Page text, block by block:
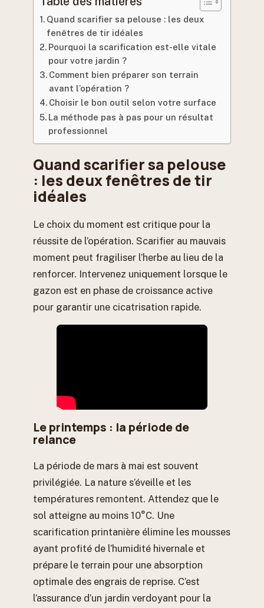
Quand scarifier sa pelouse : les deux
fenêtres de tir idéales
Pourquoi la scarification est-elle vitale
pour votre jardin ?
Comment bien préparer son terrain
avant l’opération ?
Choisir le bon outil selon votre surface
La méthode pas à pas pour un résultat
professionnel
Quand scarifier sa pelouse
: les deux fenêtres de tir
idéales
Le choix du moment est critique pour la
réussite de l’opération. Scarifier au mauvais
moment peut fragiliser l’herbe au lieu de la
renforcer. Intervenez uniquement lorsque le
gazon est en phase de croissance active
pour garantir une cicatrisation rapide.
Le printemps : la période de
relance
La période de mars à mai est souvent
privilégiée. La nature s’éveille et les
températures remontent. Attendez que le
sol atteigne au moins 10°C. Une
scarification printanière élimine les mousses
ayant profité de l’humidité hivernale et
prépare le terrain pour une absorption
optimale des engrais de reprise. C’est
l’assurance d’un jardin verdoyant pour la